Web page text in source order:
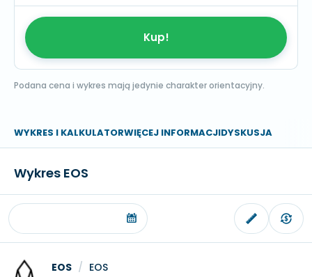
Kup!
Podana cena i wykres mają jedynie charakter orientacyjny.
WYKRES I KALKULATORWIĘCEJ INFORMACJIDYSKUSJA
Wykres EOS
EOS / EOS